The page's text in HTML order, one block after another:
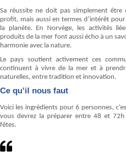
Sa réussite ne doit pas simplement être
profit, mais aussi en termes d’intérêt
la planète. En Norvège, les activités
produits de la mer font aussi écho à un
harmonie avec la nature.
Le pays soutient activement ces
continuent à vivre de la mer et à
naturelles, entre tradition et innovation.
Ce qu’il nous faut
Voici les ingrédients pour 6 personnes,
vous devrez la préparer entre 48 et
fêtes.